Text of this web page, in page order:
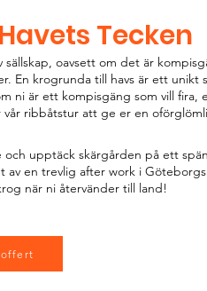
Tecken
oavsett om det är
En krogrunda till havs är ett unikt
ni är ett kompisgäng som vill fira,
ribbåtstur att ge er en
upptäck skärgården på ett
av en trevlig after work i
när ni återvänder till land!
offert